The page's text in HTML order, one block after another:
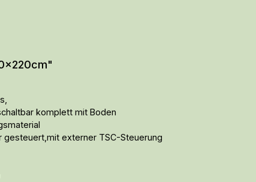
komplett mit Boden
externer TSC-Steuerung